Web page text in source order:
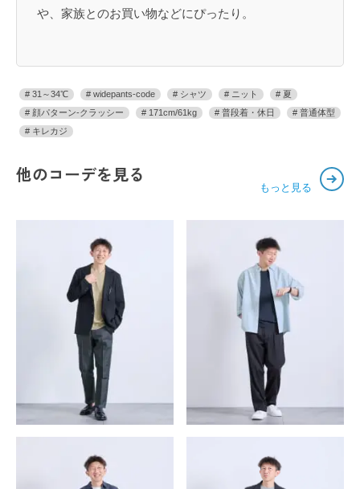
や、家族とのお買い物などにぴったり。
31～34℃ widepants-code シャツ ニット
夏
顔パターン-クラッシー
171cm/61kg 普段着・休日
普通体型
キレカジ
他のコーデを見る
もっと見る